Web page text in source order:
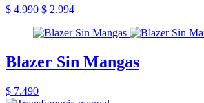
$ 4.990 $ 2.994
Blazer Sin Mangas
$ 7.490